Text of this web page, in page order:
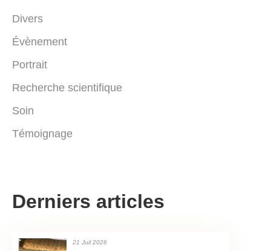
Divers
Évènement
Portrait
Recherche scientifique
Soin
Témoignage
Derniers articles
21 Juil 2026